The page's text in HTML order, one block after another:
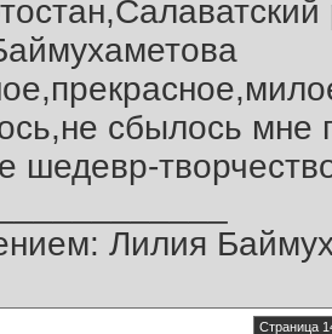
сбылось мне
шедевр-
Лилия
Страница